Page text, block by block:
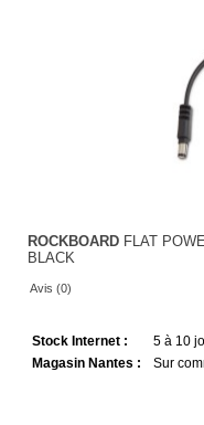
ROCKBOARD FLAT
BLACK
Avis (0)
Stock Internet :
5 à 10
Magasin Nantes :
Sur